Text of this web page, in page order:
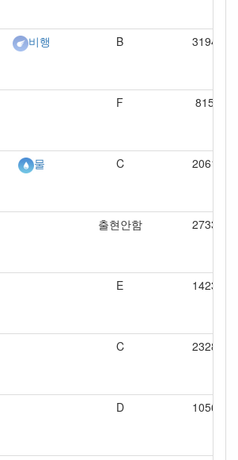
비행 B 3194
F 815
물 C 2061
출현안함 2733
E 1423
C 2328
D 1056